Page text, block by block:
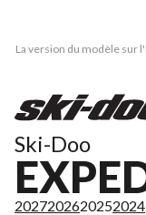
La version du modèle sur
Ski-Doo
2027202620252024